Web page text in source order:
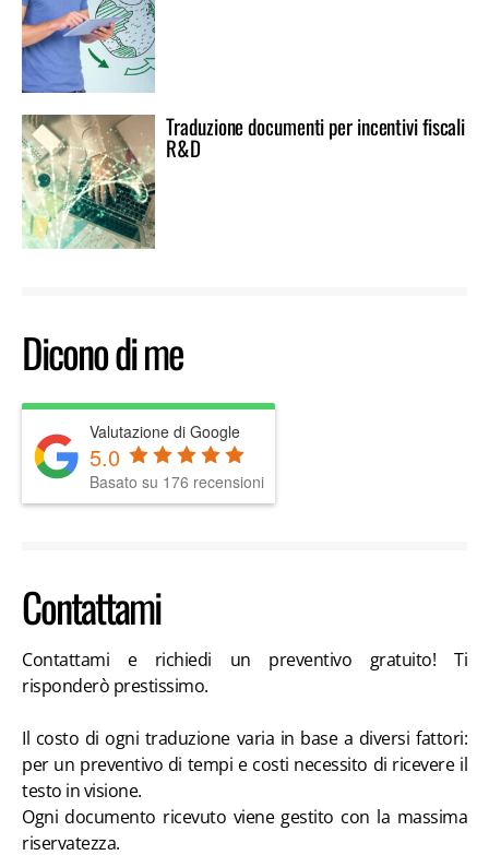
Traduzione documenti per incentivi fiscali
R&D
Dicono di me
Valutazione di Google
5.0
Basato su 176 recensioni
Contattami
Contattami e richiedi un preventivo gratuito! Ti
risponderò prestissimo.
Il costo di ogni traduzione varia in base a diversi fattori:
per un preventivo di tempi e costi necessito di ricevere il
testo in visione.
Ogni documento ricevuto viene gestito con la massima
riservatezza.